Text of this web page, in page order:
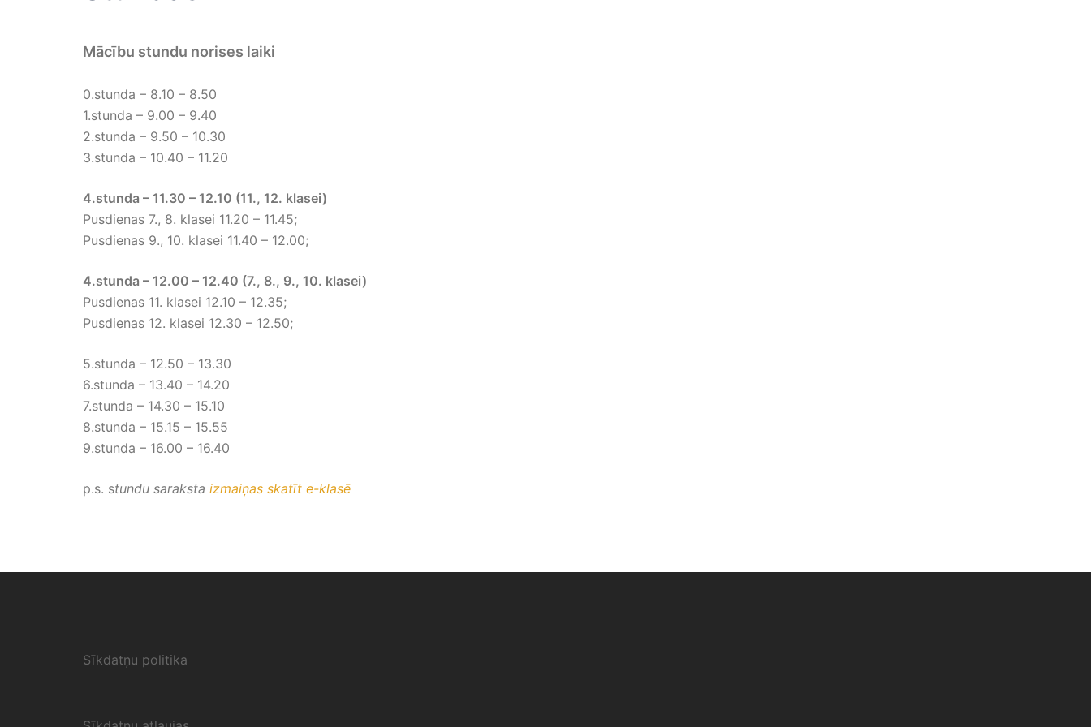
Mācību stundu norises laiki
0.stunda – 8.10 – 8.50
1.stunda – 9.00 – 9.40
2.stunda – 9.50 – 10.30
3.stunda – 10.40 – 11.20
4.stunda – 11.30 – 12.10 (11., 12. klasei)
Pusdienas 7., 8. klasei 11.20 – 11.45;
Pusdienas 9., 10. klasei 11.40 – 12.00;
4.stunda – 12.00 – 12.40 (7., 8., 9., 10. klasei)
Pusdienas 11. klasei 12.10 – 12.35;
Pusdienas 12. klasei 12.30 – 12.50;
5.stunda – 12.50 – 13.30
6.stunda – 13.40 – 14.20
7.stunda – 14.30 – 15.10
8.stunda – 15.15 – 15.55
9.stunda – 16.00 – 16.40
p.s. stundu saraksta izmaiņas skatīt e-klasē
Sīkdatņu politika